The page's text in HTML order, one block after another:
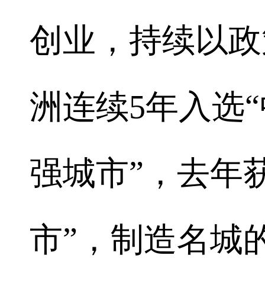
创业，持续以
洲连续5年入选
强城市”，去年
市”，制造名城